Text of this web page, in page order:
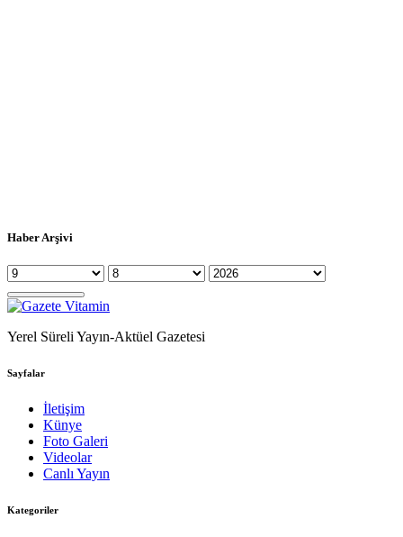
Haber Arşivi
Yerel Süreli Yayın-Aktüel Gazetesi
Sayfalar
İletişim
Künye
Foto Galeri
Videolar
Canlı Yayın
Kategoriler